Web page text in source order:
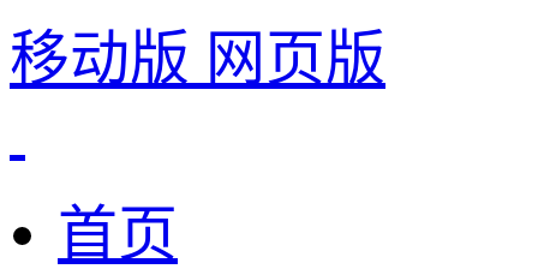
移动版 网页版
首页